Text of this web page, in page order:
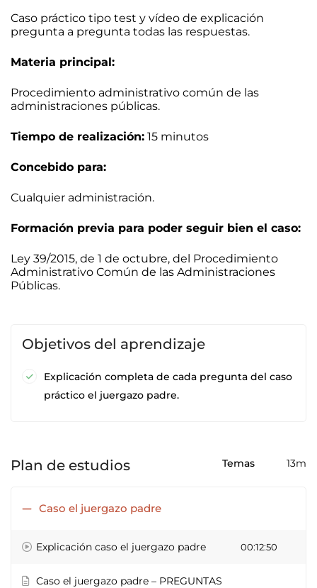
Caso práctico tipo test y vídeo de explicación
pregunta a pregunta todas las respuestas.
Materia principal:
Procedimiento administrativo común de las
administraciones públicas.
Tiempo de realización: 15 minutos
Concebido para:
Cualquier administración.
Formación previa para poder seguir bien el caso:
Ley 39/2015, de 1 de octubre, del Procedimiento
Administrativo Común de las Administraciones
Públicas.
Objetivos del aprendizaje
Explicación completa de cada pregunta del caso
práctico el juergazo padre.
Plan de estudios Temas 13m
Caso el juergazo padre
Explicación caso el juergazo padre 00:12:50
Caso el juergazo padre – PREGUNTAS